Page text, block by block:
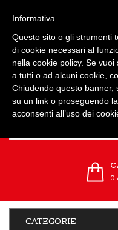
0
CATEGORIE
Informativa
Questo sito o gli strumenti
di cookie necessari al
nella cookie policy. Se
a tutti o ad alcuni cookie,
Chiudendo questo banner,
su un link o proseguendo
acconsenti all’uso dei